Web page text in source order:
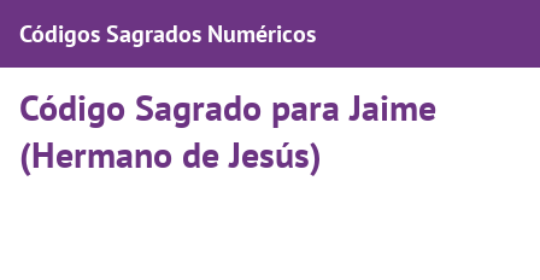
Códigos Sagrados Numéricos
Código Sagrado para Jaime
(Hermano de Jesús)